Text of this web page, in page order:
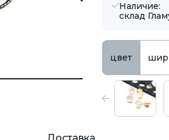
Наличие:
склад
цвет